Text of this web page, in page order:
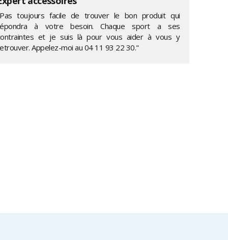
toujours facile de trouver le bon produit qui
à votre besoin. Chaque sport a ses
et je suis là pour vous aider à vous y
Appelez-moi au 04 11 93 22 30."